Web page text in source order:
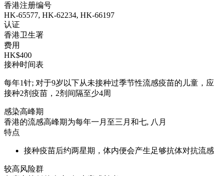
香港注册编号
HK-65577, HK-62234, HK-66197
认证
香港卫生署
费用
HK$400
接种时间表
每年1针; 对于9岁以下从未接种过季节性流感疫苗的儿童，应
接种2剂疫苗，2剂间隔至少4周
感染高峰期
香港的流感高峰期为每年一月至三月和七, 八月
特点
接种疫苗后约两星期，体内便会产生足够抗体对抗流感
较高风险群